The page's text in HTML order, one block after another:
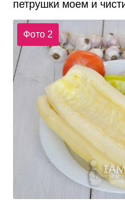
петрушки моем и
Фото 2